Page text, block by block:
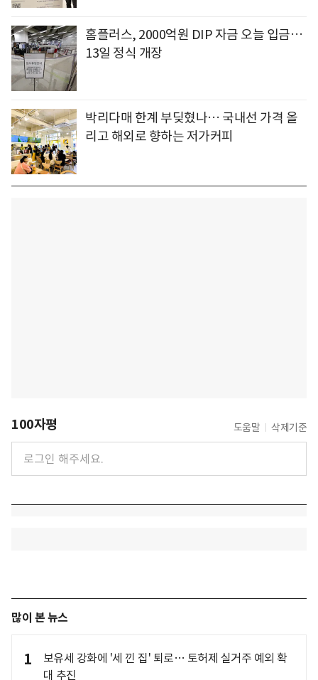
홈플러스, 2000억원 DIP 자금 오늘 입금…
13일 정식 개장
박리다매 한계 부딪혔나… 국내선 가격 올
리고 해외로 향하는 저가커피
100자평 도움말 삭제기준
많이 본 뉴스
1
보유세 강화에 '세 낀 집' 퇴로… 토허제 실거주 예외 확
대 추진